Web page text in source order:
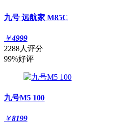
九号 远航家 M85C
￥4999
2288人评分
99%好评
九号M5 100
￥8199